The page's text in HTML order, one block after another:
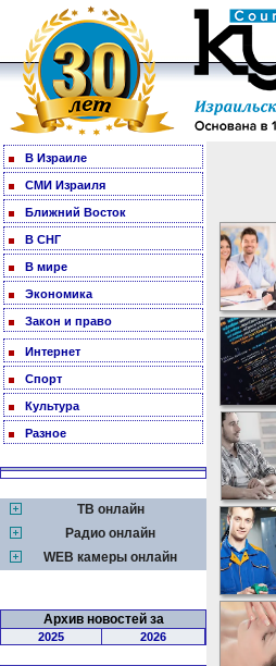
В Израиле
СМИ Израиля
Ближний Восток
В СНГ
В мире
Экономика
Закон и право
Интернет
Спорт
Культура
Разное
ТВ онлайн
Радио онлайн
WEB камеры онлайн
Архив новостей за
2025 2026